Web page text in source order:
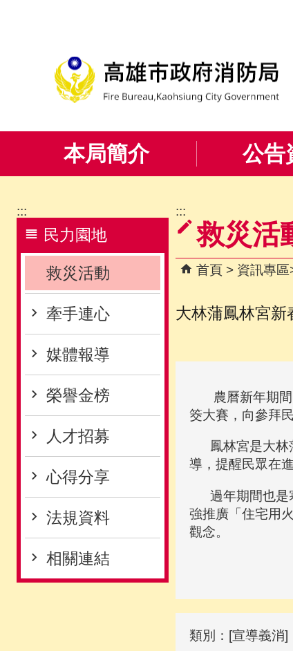
本局簡介 公告
:::
民力園地
救災活動
牽手連心
媒體報導
榮譽金榜
人才招募
心得分享
法規資料
相關連結
:::
救災活
首頁 資訊專區
大林蒲鳳林宮新
農曆新年期間
筊大賽，向參拜
鳳林宮是大林
導，提醒民眾在
過年期間也是
強推廣「住宅用
觀念。
類別：[宣導義消]